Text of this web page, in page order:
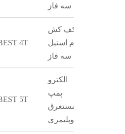
BEST 4T
کف کش
تمام استیل
BEST 5T
مستغرق
تکنوپلیمری